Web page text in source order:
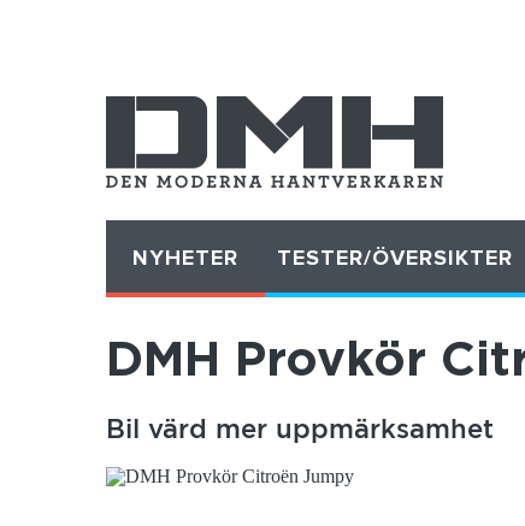
NYHETER TESTER/ÖVERSIKTER
DMH Provkör
Bil värd mer uppmärksamhet